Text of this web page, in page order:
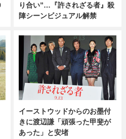
り合い”…『許されざる者』殺
陣シーンビジュアル解禁
イーストウッドからのお墨付
きに渡辺謙「頑張った甲斐が
あった」と安堵